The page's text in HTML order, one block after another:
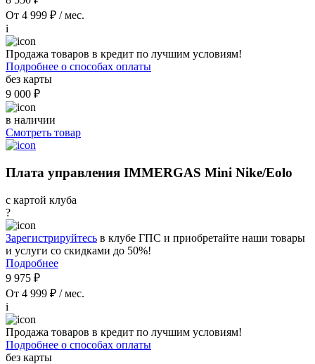
От 4 999 ₽ / мес.
i
Продажа товаров в кредит по лучшим условиям!
Подробнее о способах оплаты
без карты
9 000 ₽
в наличии
Смотреть товар
Плата управления IMMERGAS Mini Nike/Eolo
с картой клуба
?
Зарегистрируйтесь в клубе ГПС и приобретайте наши товары
и услуги со скидками до 50%!
Подробнее
9 975 ₽
От 4 999 ₽ / мес.
i
Продажа товаров в кредит по лучшим условиям!
Подробнее о способах оплаты
без карты